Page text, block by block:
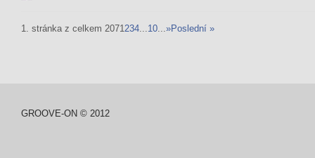
1. stránka z celkem 2071234...10...»Poslední »
GROOVE-ON © 2012